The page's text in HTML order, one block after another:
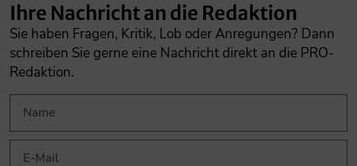
Ihre Nachricht an die Redaktion
Sie haben Fragen, Kritik, Lob oder Anregungen? Dann
schreiben Sie gerne eine Nachricht direkt an die PRO-
Redaktion.